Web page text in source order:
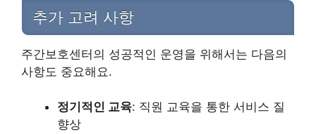
추가 고려 사항
주간보호센터의 성공적인 운영을 위해서는 다음의
사항도 중요해요.
정기적인 교육: 직원 교육을 통한 서비스 질
향상